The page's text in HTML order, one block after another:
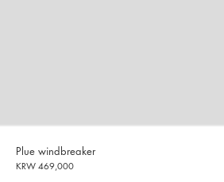
Plue windbreaker
KRW 469,000